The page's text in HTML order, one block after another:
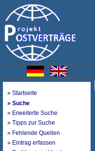
» Startseite
» Suche
» Erweiterte Suche
» Tipps zur Suche
» Fehlende Quellen
» Eintrag erfassen